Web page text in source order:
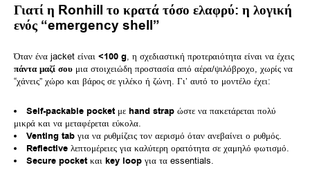
Γιατί η Ronhill το κρατά τόσο ελαφρύ: η λογική
ενός “emergency shell”
Όταν ένα jacket είναι <100 g, η σχεδιαστική προτεραιότητα είναι να έχεις
πάντα μαζί σου μια στοιχειώδη προστασία από αέρα/ψιλόβροχο, χωρίς να
“χάνεις” χώρο και βάρος σε γιλέκο ή ζώνη. Γι’ αυτό το μοντέλο έχει:
Self-packable pocketμε hand strap ώστε να πακετάρεται πολύ
μικρά και να μεταφέρεται εύκολα.
Venting tab για να ρυθμίζεις τον αερισμό όταν ανεβαίνει ο ρυθμός.
Reflective λεπτομέρειες για καλύτερη ορατότητα σε χαμηλό φωτισμό.
Secure pocketκαι key loop για τα essentials.